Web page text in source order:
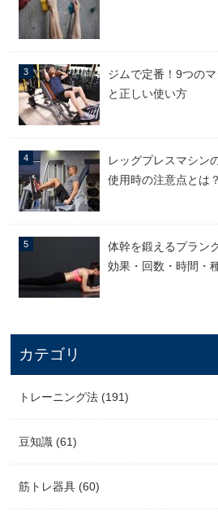
ジムで定番！9つの
と正しい使い方
レッグプレスマシン
使用時の注意点とは？
体幹を鍛えるプラン
効果・回数・時間・
カテゴリ
トレーニング法 (191)
豆知識 (61)
筋トレ器具 (60)